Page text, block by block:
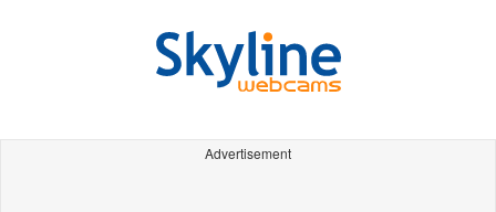
Advertisement